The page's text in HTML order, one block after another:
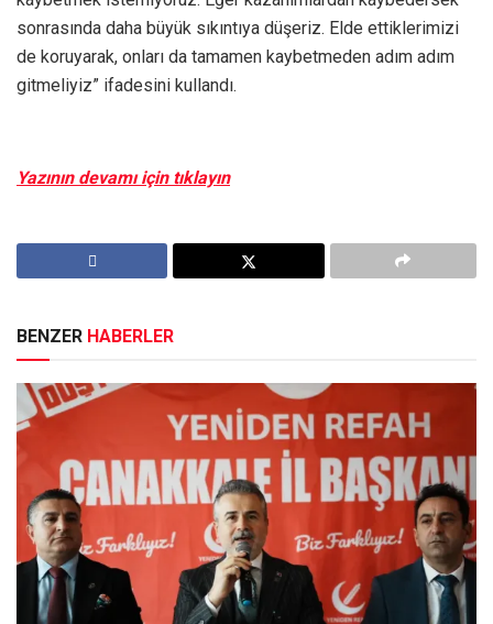
sonrasında daha büyük sıkıntıya düşeriz. Elde ettiklerimizi
de koruyarak, onları da tamamen kaybetmeden adım adım
gitmeliyiz” ifadesini kullandı.
Yazının devamı için tıklayın
BENZER HABERLER